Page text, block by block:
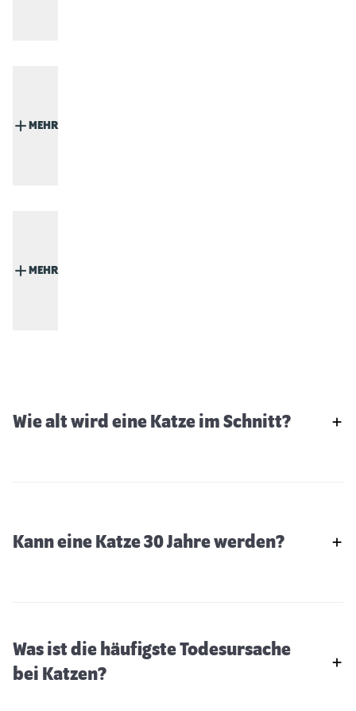
MEHR
MEHR
Wie alt wird eine Katze im Schnitt?
Kann eine Katze 30 Jahre werden?
Was ist die häufigste Todesursache
bei Katzen?